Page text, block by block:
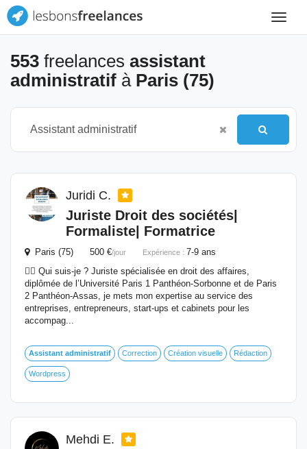
Toggle
553 freelances assistant
administratif à Paris (75)
Juridi C.
Juriste Droit des sociétés|
Formaliste| Formatrice
Paris (75) 500 €/jour Expérience : 7-9 ans
👩‍⚖️ Qui suis-je ? Juriste spécialisée en droit des affaires,
diplômée de l’Université Paris 1 Panthéon-Sorbonne et de Paris
2 Panthéon-Assas, je mets mon expertise au service des
entreprises, entrepreneurs, start-ups et cabinets pour les
accompag...
Assistant administratif Correction Création visuelle Rédaction
Wordpress
Mehdi E.